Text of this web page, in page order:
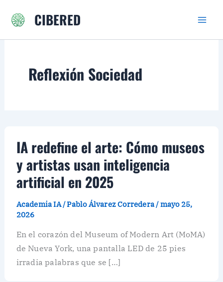
CIBERED
Reflexión Sociedad
IA redefine el arte: Cómo museos
y artistas usan inteligencia
artificial en 2025
Academia IA/Pablo Álvarez Corredera/mayo 25,
2026
En el corazón del Museum of Modern Art (MoMA)
de Nueva York, una pantalla LED de 25 pies
irradia palabras que se […]